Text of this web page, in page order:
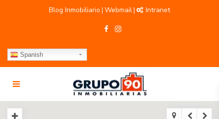
Blog Inmobiliario | Webmail| Intranet
Spanish